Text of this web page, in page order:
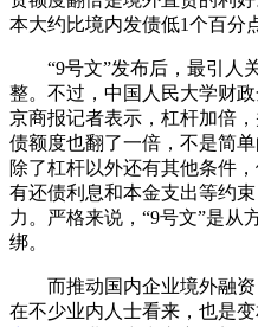
本大约比境内发债低1个百分
“9号文”发布后，最引人
整。不过，中国人民大学财
京商报记者表示，杠杆加倍
债额度也翻了一倍，不是简
除了杠杆以外还有其他条件
有还债利息和本金支出等约
力。严格来说，“9号文”是从
绑。
而推动国内企业境外融资
在不少业内人士看来，也是